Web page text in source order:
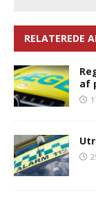
RELATEREDE
af